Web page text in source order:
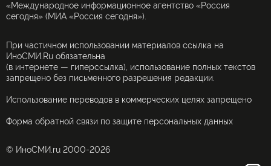
«Международное информационное агентство «Россия
сегодня» (МИА «Россия сегодня»).
При частичном использовании материалов ссылка на
ИноСМИ.Ru обязательна
(в интернете — гиперссылка), использование полных текстов
запрещено без письменного разрешения редакции.
Использование переводов в коммерческих целях запрещено
Форма обратной связи по защите персональных данных
© ИноСМИ.ru 2000-2026